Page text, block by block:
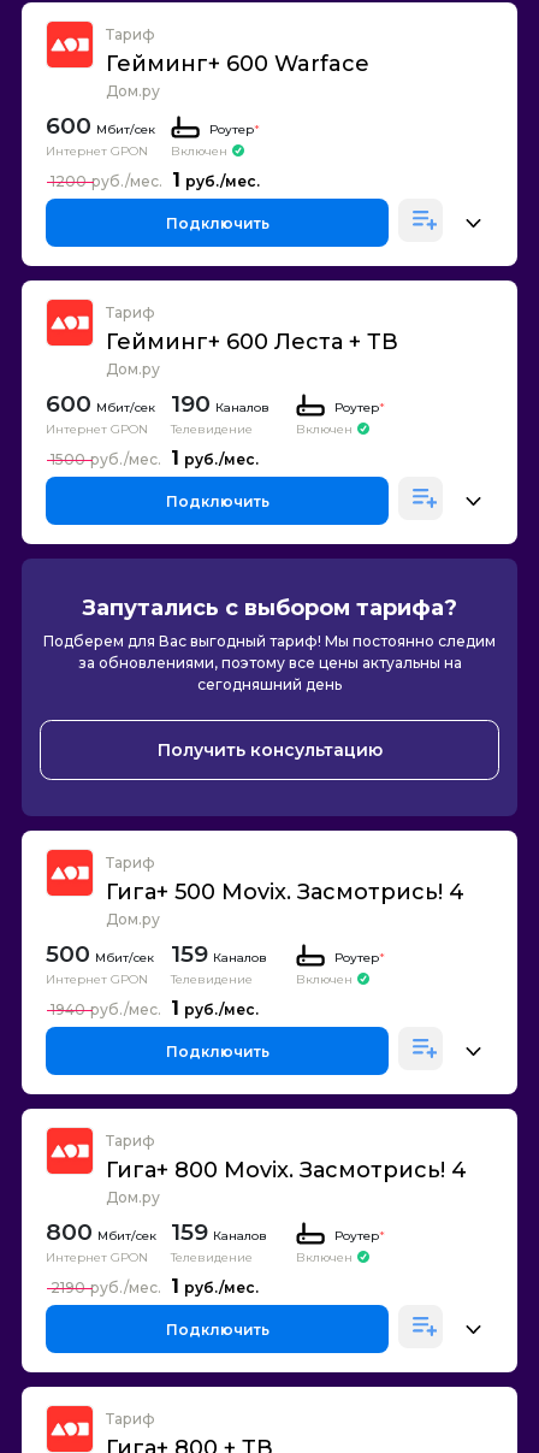
Тариф
Гейминг+ 600 Warface
Дом.ру
600
Интернет GPON
Роутер*
Включен
1
1200
Подключить
Тариф
Гейминг+ 600 Леста + ТВ
Дом.ру
600
Интернет GPON
190 Каналов
Телевидение
Роутер*
Включен
1
1500
Подключить
Запутались с выбором тарифа?
Подберем для Вас выгодный тариф! Мы постоянно следим
за обновлениями, поэтому все цены актуальны на
сегодняшний день
Получить консультацию
Тариф
Гига+ 500 Movix. Засмотрись! 4
Дом.ру
500
Интернет GPON
159 Каналов
Телевидение
Роутер*
Включен
1
1940
Подключить
Тариф
Гига+ 800 Movix. Засмотрись! 4
Дом.ру
800
Интернет GPON
159 Каналов
Телевидение
Роутер*
Включен
1
2190
Подключить
Тариф